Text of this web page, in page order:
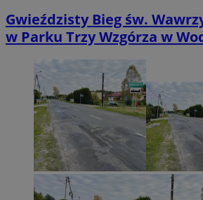
Gwieździsty Bieg św.
w Parku Trzy Wzgórza w